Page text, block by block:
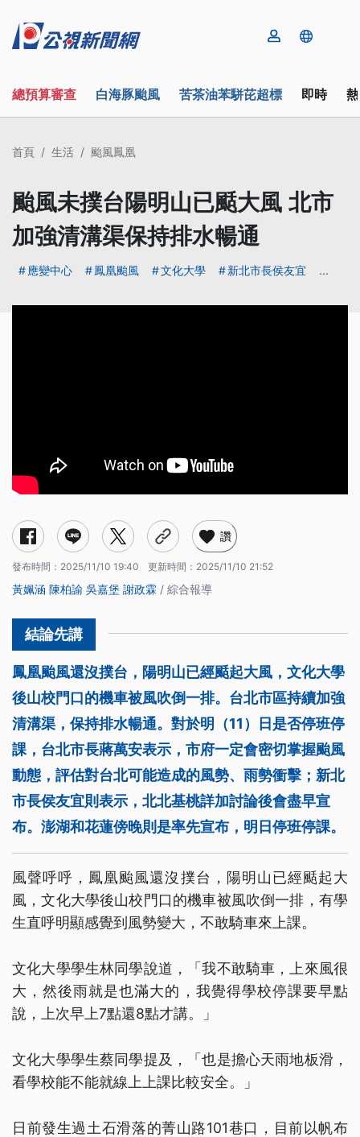
總預算審查 白海豚颱風 苦茶油苯駢芘超標 即時
首頁 生活 颱風鳳凰
颱風未撲台陽明山已颳大風 北市
加強清溝渠保持排水暢通
應變中心 鳳凰颱風 文化大學 新北市長侯友宜 ...
讚
發布時間： 2025/11/10 19:40 更新時間： 2025/11/10 21:52
黃姵涵 陳柏諭 吳嘉堡 謝政霖 / 綜合報導
鳳凰颱風還沒撲台，陽明山已經颳起大風，文化大學
後山校門口的機車被風吹倒一排。台北市區持續加強
清溝渠，保持排水暢通。對於明（11）日是否停班停
課，台北市長蔣萬安表示，市府一定會密切掌握颱風
動態，評估對台北可能造成的風勢、雨勢衝擊；新北
市長侯友宜則表示，北北基桃詳加討論後會盡早宣
布。澎湖和花蓮傍晚則是率先宣布，明日停班停課。
風聲呼呼，鳳凰颱風還沒撲台，陽明山已經颳起大
風，文化大學後山校門口的機車被風吹倒一排，有學
生直呼明顯感覺到風勢變大，不敢騎車來上課。
文化大學學生林同學說道，「我不敢騎車，上來風很
大，然後雨就是也滿大的，我覺得學校停課要早點
說，上次早上7點還8點才講。」
文化大學學生蔡同學提及，「也是擔心天雨地板滑，
看學校能不能就線上上課比較安全。」
日前發生過土石滑落的菁山路101巷口，目前以帆布